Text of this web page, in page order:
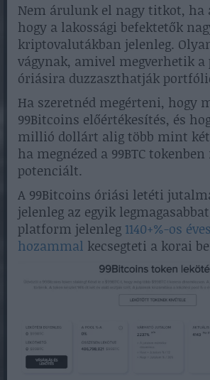
Nem árulunk el nagy titkot, ha
hogy a lakossági befektetők
kriptovalutákban jelenleg.
vágynak, amivel megverhetik a
óriásira duzzaszthatják
Ha szeretnéd megérteni, hogy
99Bitcoins előértékesítés, és
millió dollárt alig több mint
ha megnézed a 99BTC
potenciált.
A 99Bitcoins óriási letéti
jelenleg az egyik
platform jelenleg1140+%-os
hozammal kecsegteti a korai